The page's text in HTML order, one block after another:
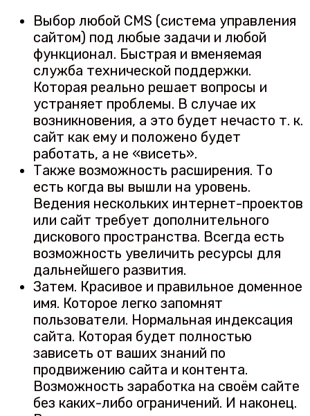
Выбор любой CMS (система управления
сайтом) под любые задачи и любой
функционал. Быстрая и вменяемая
служба технической поддержки.
Которая реально решает вопросы и
устраняет проблемы. В случае их
возникновения, а это будет нечасто т. к.
сайт как ему и положено будет
работать, а не «висеть».
Также возможность расширения. То
есть когда вы вышли на уровень.
Ведения нескольких интернет-проектов
или сайт требует дополнительного
дискового пространства. Всегда есть
возможность увеличить ресурсы для
дальнейшего развития.
Затем. Красивое и правильное доменное
имя. Которое легко запомнят
пользователи. Нормальная индексация
сайта. Которая будет полностью
зависеть от ваших знаний по
продвижению сайта и контента.
Возможность заработка на своём сайте
без каких-либо ограничений. И наконец.